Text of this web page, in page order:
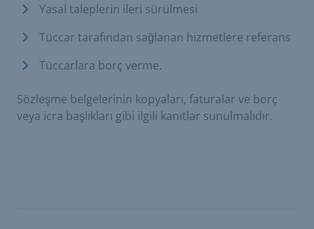
Yasal taleplerin ileri sürülmesi
Tüccar tarafından sağlanan hizmetlere referans
Tüccarlara borç verme.
Sözleşme belgelerinin kopyaları, faturalar ve borç
veya icra başlıkları gibi ilgili kanıtlar sunulmalıdır.